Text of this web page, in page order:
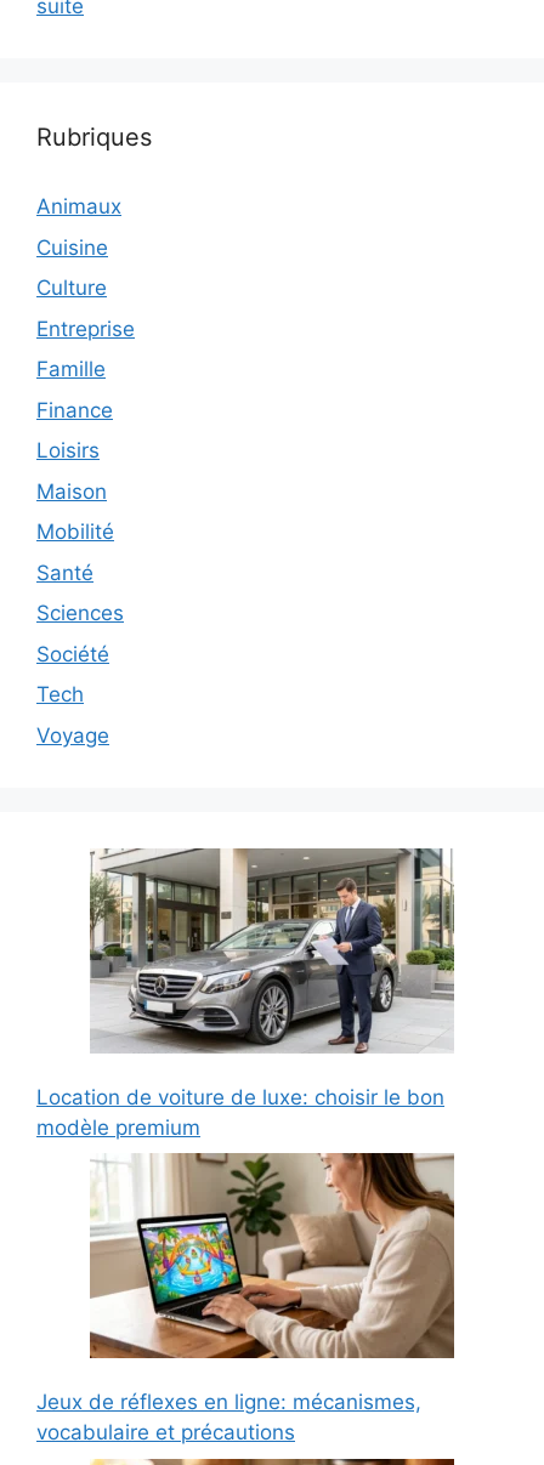
suite
Rubriques
Animaux
Cuisine
Culture
Entreprise
Famille
Finance
Loisirs
Maison
Mobilité
Santé
Sciences
Société
Tech
Voyage
Location de voiture de luxe: choisir le bon
modèle premium
Jeux de réflexes en ligne: mécanismes,
vocabulaire et précautions